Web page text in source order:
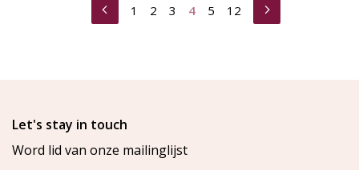
1 2 3 4 5 12
Let's stay in touch
Word lid van onze mailinglijst